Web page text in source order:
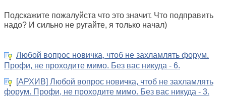
Подскажите пожалуйста что это значит. Что подправить
надо? И сильно не ругайте, я только начал)
Любой вопрос новичка, чтоб не захламлять форум.
Профи, не проходите мимо. Без вас никуда - 6.
[АРХИВ] Любой вопрос новичка, чтоб не захламлять
форум. Профи, не проходите мимо. Без вас никуда - 3.